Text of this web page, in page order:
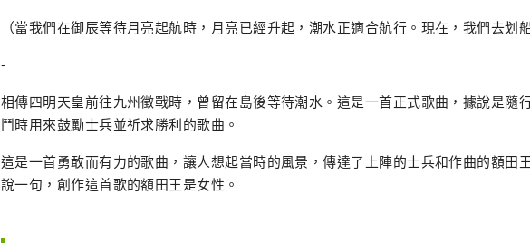
（當我們在御辰等待月亮起航時，月亮已經升起，潮水正適合航行。現在，我們去划船
-
相傳四明天皇前往九州徵戰時，曾留在島後等待潮水。這是一首正式歌曲，據說是隨
鬥時用來鼓勵士兵並祈求勝利的歌曲。
這是一首勇敢而有力的歌曲，讓人想起當時的風景，傳達了上陣的士兵和作曲的額田
說一句，創作這首歌的額田王是女性。